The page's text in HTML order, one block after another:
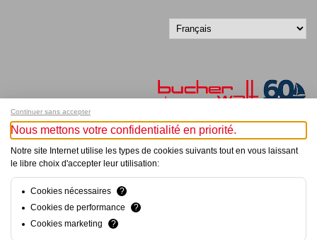
© Bucher+Walt 2011-2026
Tous droits réservés - Informations non contractuelles
hsolutions.ch
Continuer sans accepter
Nous mettons votre confidentialité en priorité.
Notre site Internet utilise les types de cookies suivants tout en vous laissant
le libre choix d'accepter leur utilisation:
Cookies nécessaires
?
Cookies de performance
?
Cookies marketing
?